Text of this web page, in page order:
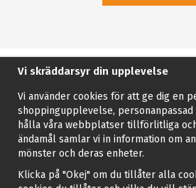
Vi skräddarsyr din upplevelse
Vi använder cookies för att ge dig en
shoppingupplevelse,
hålla våra webbplatser tillförlitliga
ändamål samlar vi in information om
mönster och deras enheter.
Klicka på "Okej" om du tillåter alla